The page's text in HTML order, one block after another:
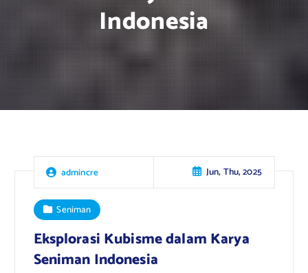
Indonesia
admincre Jun, Thu, 2025
Seniman
Eksplorasi Kubisme dalam Karya
Seniman Indonesia